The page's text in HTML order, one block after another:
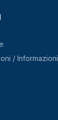
/ Informazioni